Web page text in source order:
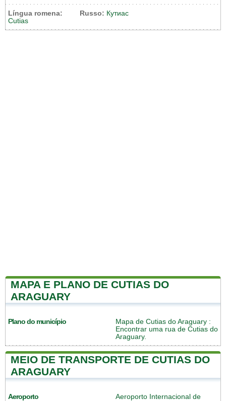
Língua romena:
Cutias
Russo: Кутиас
MAPA E PLANO DE CUTIAS DO
ARAGUARY
Plano do município Mapa de Cutias do Araguary :
Encontrar uma rua de Cutias do
Araguary.
MEIO DE TRANSPORTE DE CUTIAS DO
ARAGUARY
Aeroporto
Aeroporto Internacional de